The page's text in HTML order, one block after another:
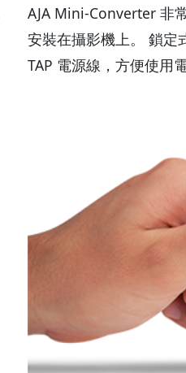
AJA Mini-Converter 非
安裝在攝影機上。 鎖定
TAP 電源線，方便使用